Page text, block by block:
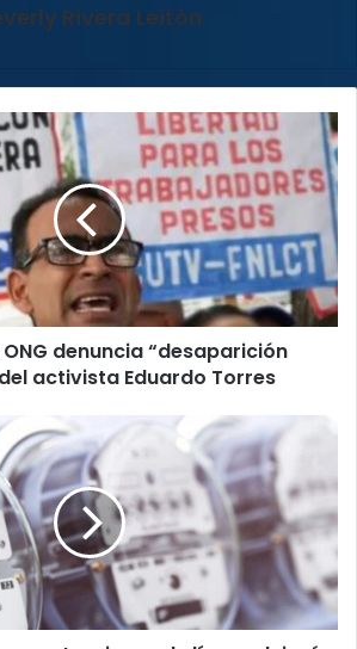
Rivera Leitón
denuncia “desaparición
activista Eduardo Torres